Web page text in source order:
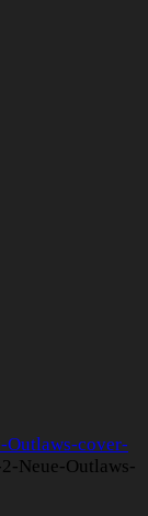
Outlaws-cover-
Neue-Outlaws-